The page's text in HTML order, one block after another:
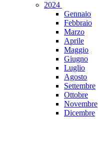
2024
Gennaio
Febbraio
Marzo
Aprile
Maggio
Giugno
Luglio
Agosto
Settembre
Ottobre
Novembre
Dicembre